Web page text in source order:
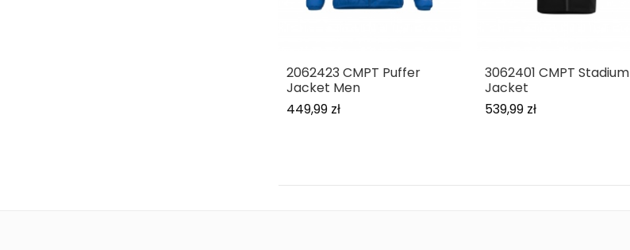
2062423 CMPT Puffer
Jacket Men
449,99 zł
3062401 CMPT Stadium
Jacket
539,99 zł